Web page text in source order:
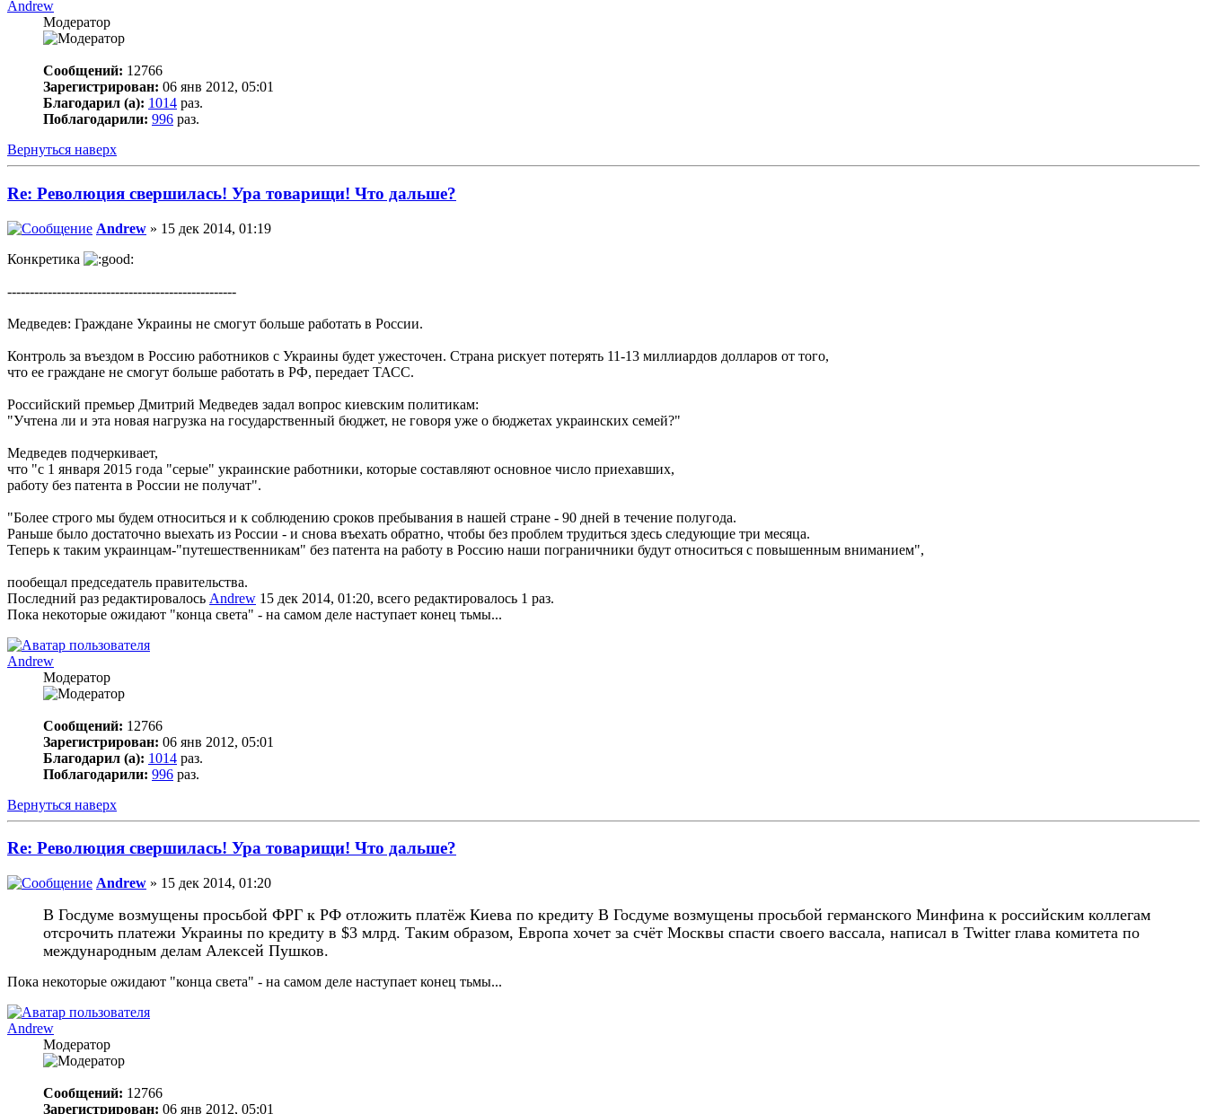
Andrew
Модератор
Сообщений: 12766
Зарегистрирован: 06 янв 2012, 05:01
Благодарил (а): 1014 раз.
Поблагодарили: 996 раз.
Вернуться наверх
Re: Революция свершилась! Ура товарищи! Что дальше?
Andrew » 15 дек 2014, 01:19
Конкретика
---------------------------------------------------
Медведев: Граждане Украины не смогут больше работать в России.
Контроль за въездом в Россию работников с Украины будет ужесточен. Страна рискует потерять 11-13 миллиардов долларов от того,
что ее граждане не смогут больше работать в РФ, передает ТАСС.
Российский премьер Дмитрий Медведев задал вопрос киевским политикам:
"Учтена ли и эта новая нагрузка на государственный бюджет, не говоря уже о бюджетах украинских семей?"
Медведев подчеркивает,
что "с 1 января 2015 года "серые" украинские работники, которые составляют основное число приехавших,
работу без патента в России не получат".
"Более строго мы будем относиться и к соблюдению сроков пребывания в нашей стране - 90 дней в течение полугода.
Раньше было достаточно выехать из России - и снова въехать обратно, чтобы без проблем трудиться здесь следующие три месяца.
Теперь к таким украинцам-"путешественникам" без патента на работу в Россию наши пограничники будут относиться с повышенным вниманием",
пообещал председатель правительства.
Последний раз редактировалось Andrew 15 дек 2014, 01:20, всего редактировалось 1 раз.
Пока некоторые ожидают "конца света" - на самом деле наступает конец тьмы...
Andrew
Модератор
Сообщений: 12766
Зарегистрирован: 06 янв 2012, 05:01
Благодарил (а): 1014 раз.
Поблагодарили: 996 раз.
Вернуться наверх
Re: Революция свершилась! Ура товарищи! Что дальше?
Andrew » 15 дек 2014, 01:20
В Госдуме возмущены просьбой ФРГ к РФ отложить платёж Киева по кредиту В Госдуме возмущены просьбой германского Минфина к российским коллегам
отсрочить платежи Украины по кредиту в $3 млрд. Таким образом, Европа хочет за счёт Москвы спасти своего вассала, написал в Twitter глава комитета по
международным делам Алексей Пушков.
Пока некоторые ожидают "конца света" - на самом деле наступает конец тьмы...
Andrew
Модератор
Сообщений: 12766
Зарегистрирован: 06 янв 2012, 05:01